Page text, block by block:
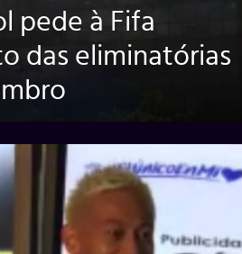
pede à Fifa
das eliminatórias